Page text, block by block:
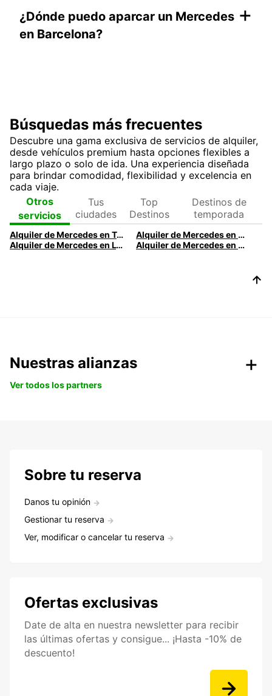
¿Dónde puedo aparcar un Mercedes
en Barcelona?
+
Búsquedas más frecuentes
Descubre una gama exclusiva de servicios de alquiler,
desde vehículos premium hasta opciones flexibles a
largo plazo o solo de ida. Una experiencia diseñada
para brindar comodidad, flexibilidad y excelencia en
cada viaje.
Otros
servicios
Tus
ciudades
Top
Destinos
Destinos de
temporada
Alquiler de Mercedes en Toulouse | Alquila un Mercedes con Europcar
Alquiler de Mercedes en Dubái | Alquiler de Coches de Lujo Mercedes
Alquiler de Mercedes en Lyon
Alquiler de Mercedes en Madrid | Mercedes-Benz Premium con tarifas diarias
Nuestras alianzas
Ver todos los partners
Sobre tu reserva
Danos tu opinión
Gestionar tu reserva
Ver, modificar o cancelar tu reserva
Ofertas exclusivas
Date de alta en nuestra newsletter para recibir
las últimas ofertas y consigue... ¡Hasta -10% de
descuento!